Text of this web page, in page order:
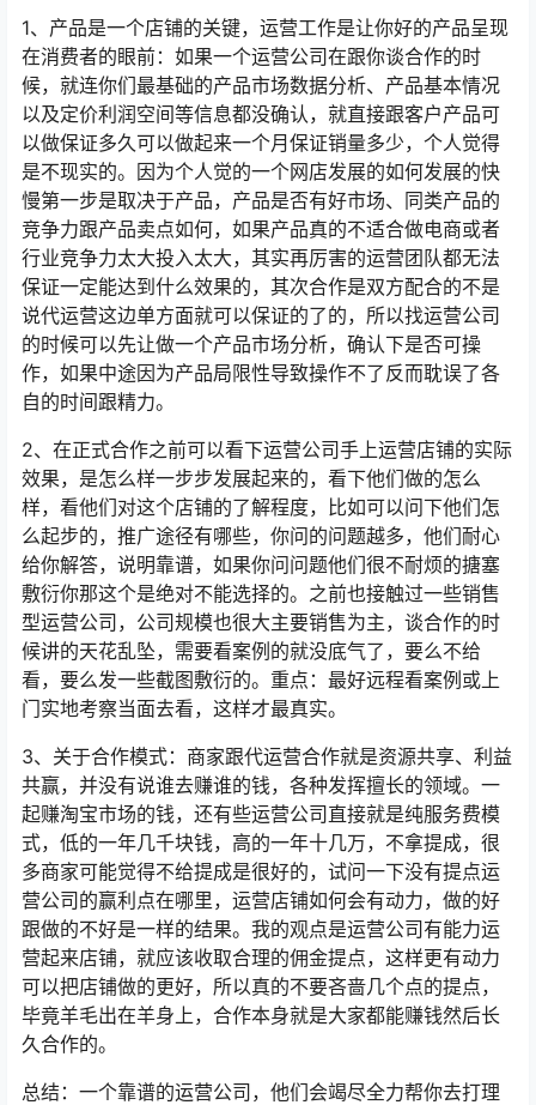
1、产品是一个店铺的关键，运营工作是让你好的产品呈现
在消费者的眼前：如果一个运营公司在跟你谈合作的时
候，就连你们最基础的产品市场数据分析、产品基本情况
以及定价利润空间等信息都没确认，就直接跟客户产品可
以做保证多久可以做起来一个月保证销量多少，个人觉得
是不现实的。因为个人觉的一个网店发展的如何发展的快
慢第一步是取决于产品，产品是否有好市场、同类产品的
竞争力跟产品卖点如何，如果产品真的不适合做电商或者
行业竞争力太大投入太大，其实再厉害的运营团队都无法
保证一定能达到什么效果的，其次合作是双方配合的不是
说代运营这边单方面就可以保证的了的，所以找运营公司
的时候可以先让做一个产品市场分析，确认下是否可操
作，如果中途因为产品局限性导致操作不了反而耽误了各
自的时间跟精力。
2、在正式合作之前可以看下运营公司手上运营店铺的实际
效果，是怎么样一步步发展起来的，看下他们做的怎么
样，看他们对这个店铺的了解程度，比如可以问下他们怎
么起步的，推广途径有哪些，你问的问题越多，他们耐心
给你解答，说明靠谱，如果你问问题他们很不耐烦的搪塞
敷衍你那这个是绝对不能选择的。之前也接触过一些销售
型运营公司，公司规模也很大主要销售为主，谈合作的时
候讲的天花乱坠，需要看案例的就没底气了，要么不给
看，要么发一些截图敷衍的。重点：最好远程看案例或上
门实地考察当面去看，这样才最真实。
3、关于合作模式：商家跟代运营合作就是资源共享、利益
共赢，并没有说谁去赚谁的钱，各种发挥擅长的领域。一
起赚淘宝市场的钱，还有些运营公司直接就是纯服务费模
式，低的一年几千块钱，高的一年十几万，不拿提成，很
多商家可能觉得不给提成是很好的，试问一下没有提点运
营公司的赢利点在哪里，运营店铺如何会有动力，做的好
跟做的不好是一样的结果。我的观点是运营公司有能力运
营起来店铺，就应该收取合理的佣金提点，这样更有动力
可以把店铺做的更好，所以真的不要吝啬几个点的提点，
毕竟羊毛出在羊身上，合作本身就是大家都能赚钱然后长
久合作的。
总结：一个靠谱的运营公司，他们会竭尽全力帮你去打理